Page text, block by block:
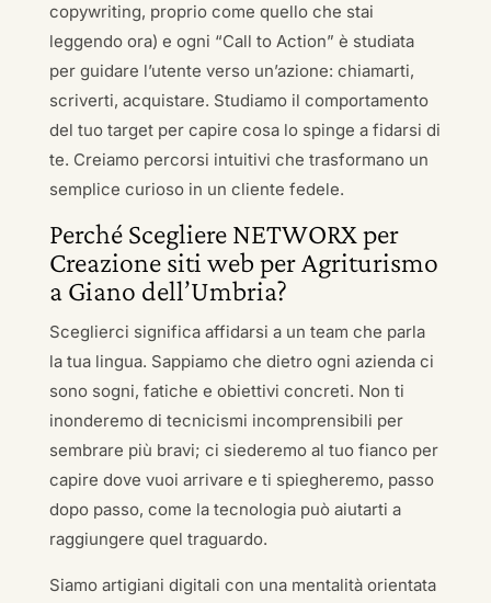
copywriting, proprio come quello che stai
leggendo ora) e ogni “Call to Action” è studiata
per guidare l’utente verso un’azione: chiamarti,
scriverti, acquistare. Studiamo il comportamento
del tuo target per capire cosa lo spinge a fidarsi di
te. Creiamo percorsi intuitivi che trasformano un
semplice curioso in un cliente fedele.
Perché Scegliere NETWORX per
Creazione siti web per Agriturismo
a Giano dell’Umbria?
Sceglierci significa affidarsi a un team che parla
la tua lingua. Sappiamo che dietro ogni azienda ci
sono sogni, fatiche e obiettivi concreti. Non ti
inonderemo di tecnicismi incomprensibili per
sembrare più bravi; ci siederemo al tuo fianco per
capire dove vuoi arrivare e ti spiegheremo, passo
dopo passo, come la tecnologia può aiutarti a
raggiungere quel traguardo.
Siamo artigiani digitali con una mentalità orientata